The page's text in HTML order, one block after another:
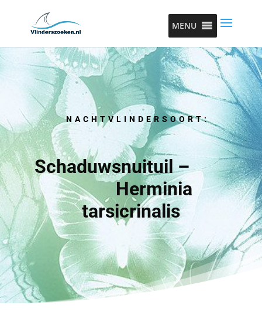
MENU
NACHTVLINDERSOORT:
Schaduwsnuituil –
Herminia
tarsicrinalis